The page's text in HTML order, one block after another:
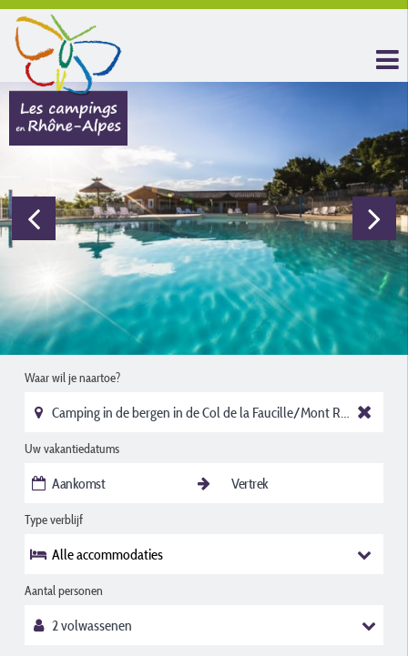
Waar wil je naartoe?
Uw vakantiedatums
Type verblijf
Alle accommodaties
Aantal personen